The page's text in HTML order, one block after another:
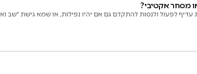
מסחר אקטיבי?
עדיף לפעול ולנסות להתקדם גם אם יהיו נפילות, או שמא גישת "שב